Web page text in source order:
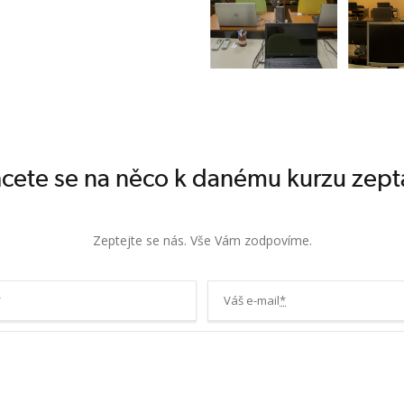
vzorcem
vytvořené
se na něco k danému kurzu
Zeptejte se nás. Vše Vám zodpovíme.
Váš e-mail*